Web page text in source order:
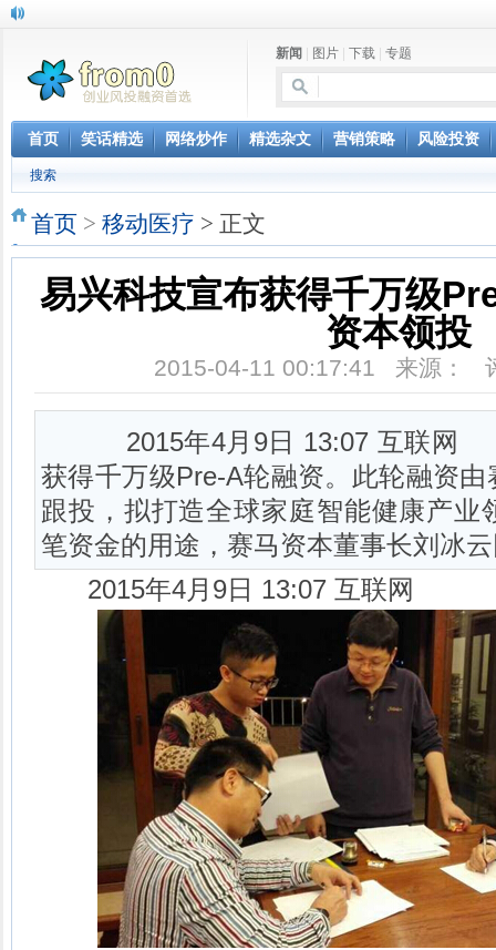
新闻 图片 下载 专题
首页 笑话精选 网络炒作 精选杂文 营销策略 风险投资
搜索
首页 > 移动医疗 > 正文
易兴科技宣布获得千万级
资本领投
2015-04-11 00:17:41 来源：
2015年4月9日 13:07 互联网
获得千万级Pre-A轮融资。此轮融资
跟投，拟打造全球家庭智能健康产
笔资金的用途，赛马资本董事长刘冰
2015年4月9日 13:07 互联网